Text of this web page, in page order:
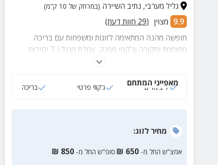
גליל מערבי, נתיב השיירה (במרחק של 10 ק"מ)
9.9 מצוין (
29 חוות דעת)
חופשה מהנה המתאימה לזוגות ומשפחות עם בריכה
מחוממת ומקורה וג'קוזי מפנק, עמדת מנגל ו-7 יחידות
אירוח כפריות מאובזרות בכל מה שצריך לנופש בלתי נשכח.
מאפייני המתחם
7 צימרים ג‘קוזי פרטי בריכה
מחירלזוג:
אמצ”ש החל מ- 650
₪ סופ”ש החל מ- 850
₪